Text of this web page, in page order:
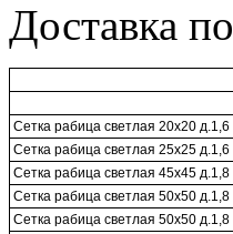
Доставка
Сетка рабица светлая 20х20
Сетка рабица светлая 25х25
Сетка рабица светлая 45х45
Сетка рабица светлая 50х50
Сетка рабица светлая 50х50